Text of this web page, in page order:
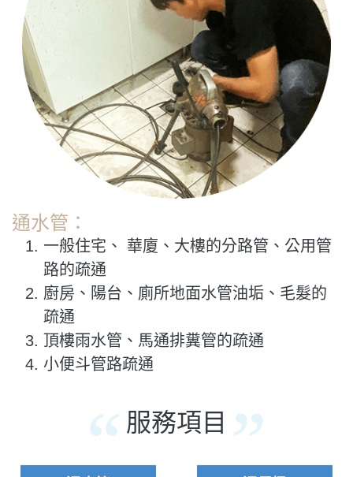
通水管：
一般住宅、 華廈、大樓的分路管、公用管
路的疏通
廚房、陽台、廁所地面水管油垢、毛髮的
疏通
頂樓雨水管、馬通排糞管的疏通
小便斗管路疏通
服務項目